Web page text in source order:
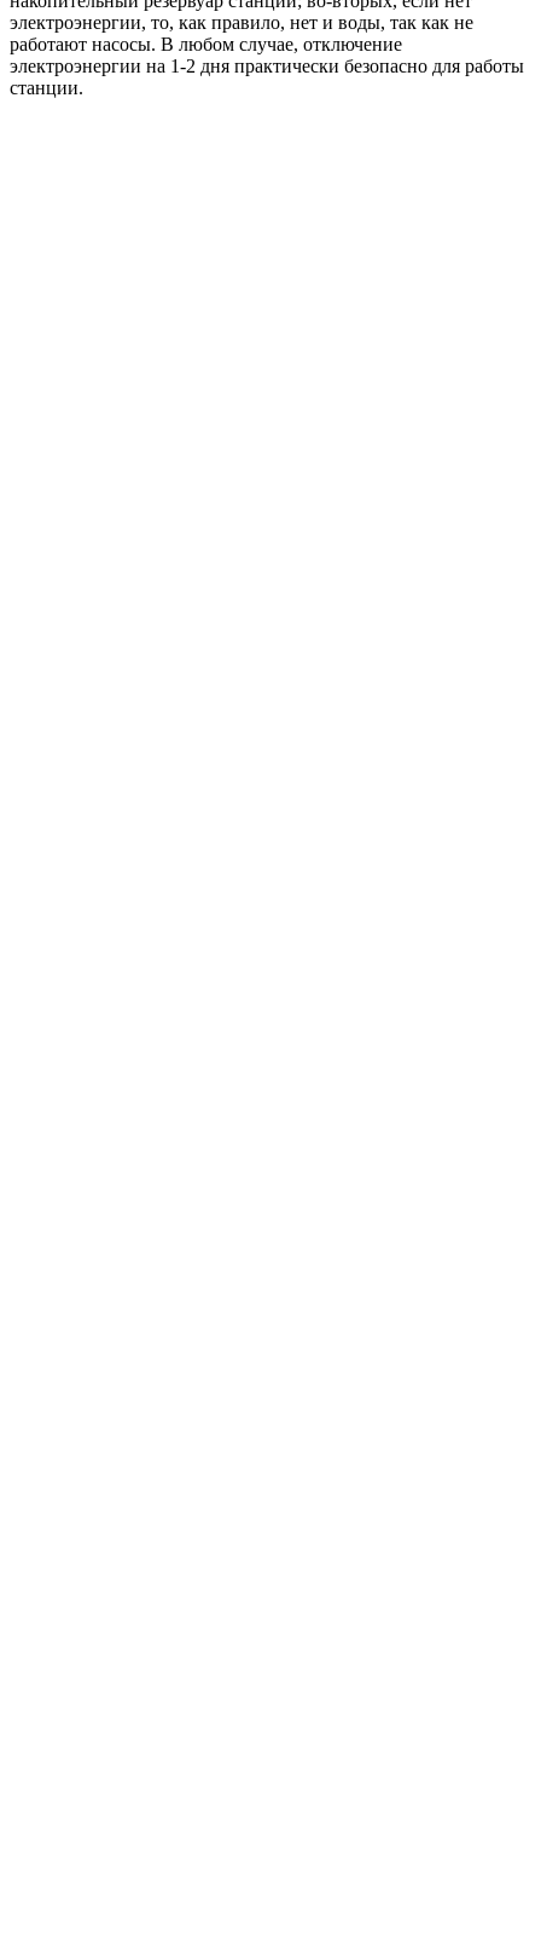
электроэнергии, то, как правило, нет и воды, так как не
работают насосы. В любом случае, отключение
электроэнергии на 1-2 дня практически безопасно для работы
станции.